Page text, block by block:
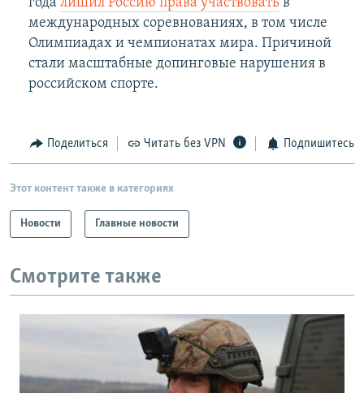
международных соревнованиях, в том числе
Олимпиадах и чемпионатах мира. Причиной
стали масштабные допинговые нарушения в
российском спорте.
Поделиться Читать без VPN Подпишитесь
Этот контент также в категориях
Новости Главные новости
Смотрите также